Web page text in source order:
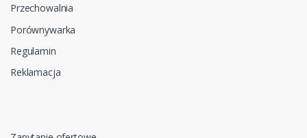
Przechowalnia
Porównywarka
Regulamin
Reklamacja